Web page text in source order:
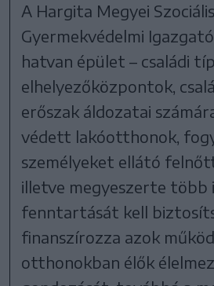
A Hargita Megyei
Gyermekvédelmi
hatvan épület – családi
elhelyezőközpontok,
erőszak áldozatai
védett lakóotthonok,
személyeket ellátó
illetve megyeszerte több
fenntartását kell
finanszírozza azok
otthonokban élők